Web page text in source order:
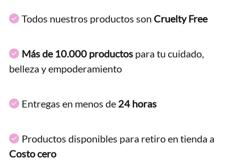
Todos nuestros productos son Cruelty Free
Más de 10.000 productos para tu cuidado,
belleza y empoderamiento
Entregas en menos de 24 horas
Productos disponibles para retiro en tienda a
Costo cero